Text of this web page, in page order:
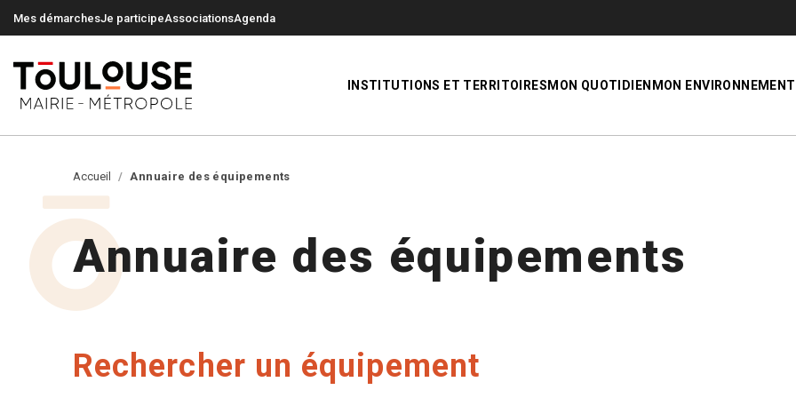
Mes démarchesJe participeAssociationsAgenda
INSTITUTIONS ET TERRITOIRES MON QUOTIDIEN MON ENVIRONNEMENT
Accueil Annuaire des équipements
Annuaire des équipements
Rechercher un équipement